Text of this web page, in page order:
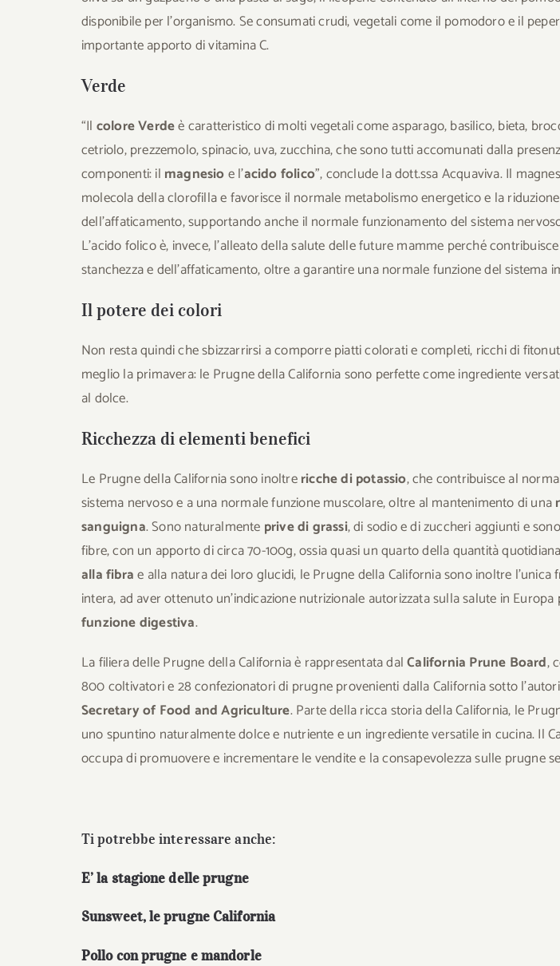
disponibile per l’organismo. Se consumati crudi, vegetali come il pomodoro e il
importante apporto di vitamina C.
Verde
“Il colore Verdeè caratteristico di molti vegetali come asparago, basilico, bieta,
cetriolo, prezzemolo, spinacio, uva, zucchina, che sono tutti accomunati dalla
componenti: il magnesioe l’acido folico”, conclude la dott.ssa Acquaviva. Il
molecola della clorofilla e favorisce il normale metabolismo energetico e la
dell’affaticamento, supportando anche il normale funzionamento del sistema
L’acido folico è, invece, l’alleato della salute delle future mamme perché
stanchezza e dell’affaticamento, oltre a garantire una normale funzione del sistema
Il potere dei colori
Non resta quindi che sbizzarrirsi a comporre piatti colorati e completi, ricchi di
meglio la primavera: le Prugne della California sono perfette come ingrediente
al dolce.
Ricchezza di elementi benefici
Le Prugne della California sono inoltrericche di potassio, che contribuisce al
sistema nervoso e a una normale funzione muscolare, oltre al mantenimento di una
sanguigna. Sono naturalmente prive di grassi, di sodio e di zuccheri aggiunti e
fibre, con un apporto di circa 70-100g, ossia quasi un quarto della quantità
alla fibrae alla natura dei loro glucidi, le Prugne della California sono inoltre l’unica
intera, ad aver ottenuto un’indicazione nutrizionale autorizzata sulla salute in
funzione digestiva.
La filiera delle Prugne della California è rappresentata dalCalifornia Prune Board,
800 coltivatori e 28 confezionatori di prugne provenienti dalla California sotto
Secretary of Food and Agriculture. Parte della ricca storia della California, le
uno spuntino naturalmente dolce e nutriente e un ingrediente versatile in cucina. Il
occupa di promuovere e incrementare le vendite e la consapevolezza sulle prugne
Ti potrebbe interessare anche:
E’ la stagione delle prugne
Sunsweet, le prugne California
Pollo con prugne e mandorle